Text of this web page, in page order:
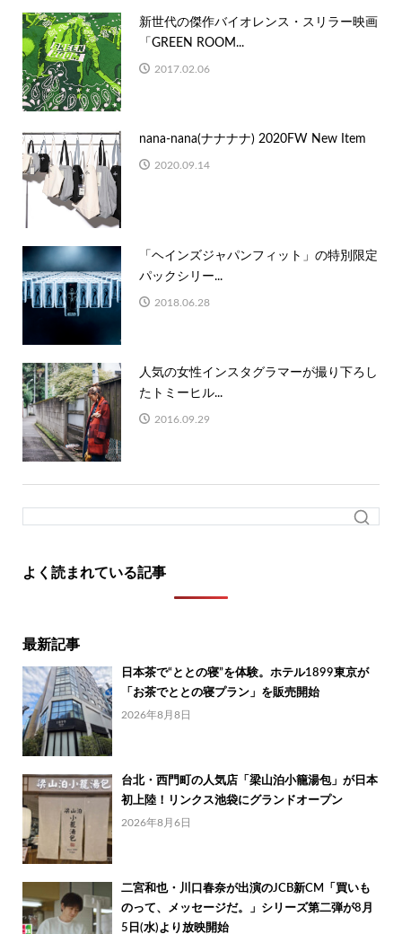
新世代の傑作バイオレンス・スリラー映画
「GREEN ROOM...
2017.02.06
nana-nana(ナナナナ) 2020FW New Item
2020.09.14
「ヘインズジャパンフィット」の特別限定
パックシリー...
2018.06.28
人気の女性インスタグラマーが撮り下ろし
たトミーヒル...
2016.09.29
よく読まれている記事
最新記事
日本茶で“ととの寝”を体験。ホテル1899東京が
「お茶でととの寝プラン」を販売開始
2026年8月8日
台北・西門町の人気店「梁山泊小籠湯包」が日本
初上陸！リンクス池袋にグランドオープン
2026年8月6日
二宮和也・川口春奈が出演のJCB新CM「買いも
のって、メッセージだ。」シリーズ第二弾が8月
5日(水)より放映開始